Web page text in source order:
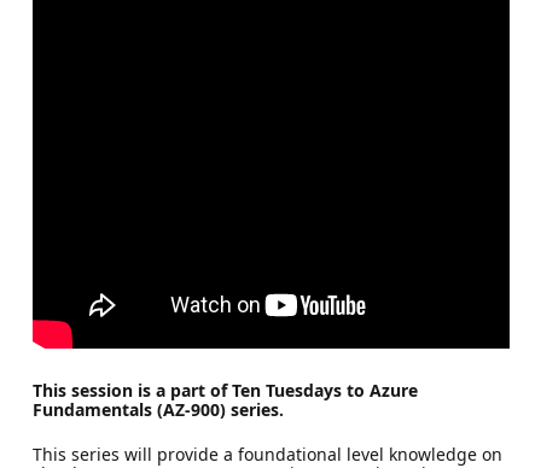
This session is a part of Ten Tuesdays to Azure
Fundamentals (AZ-900) series.
This series will provide a foundational level knowledge on